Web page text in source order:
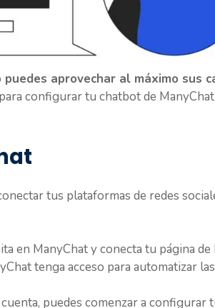
puedes aprovechar al máximo sus
configurar tu chatbot de
tus plataformas de redes
en ManyChat y conecta tu página de
tenga acceso para automatizar las
puedes comenzar a configurar